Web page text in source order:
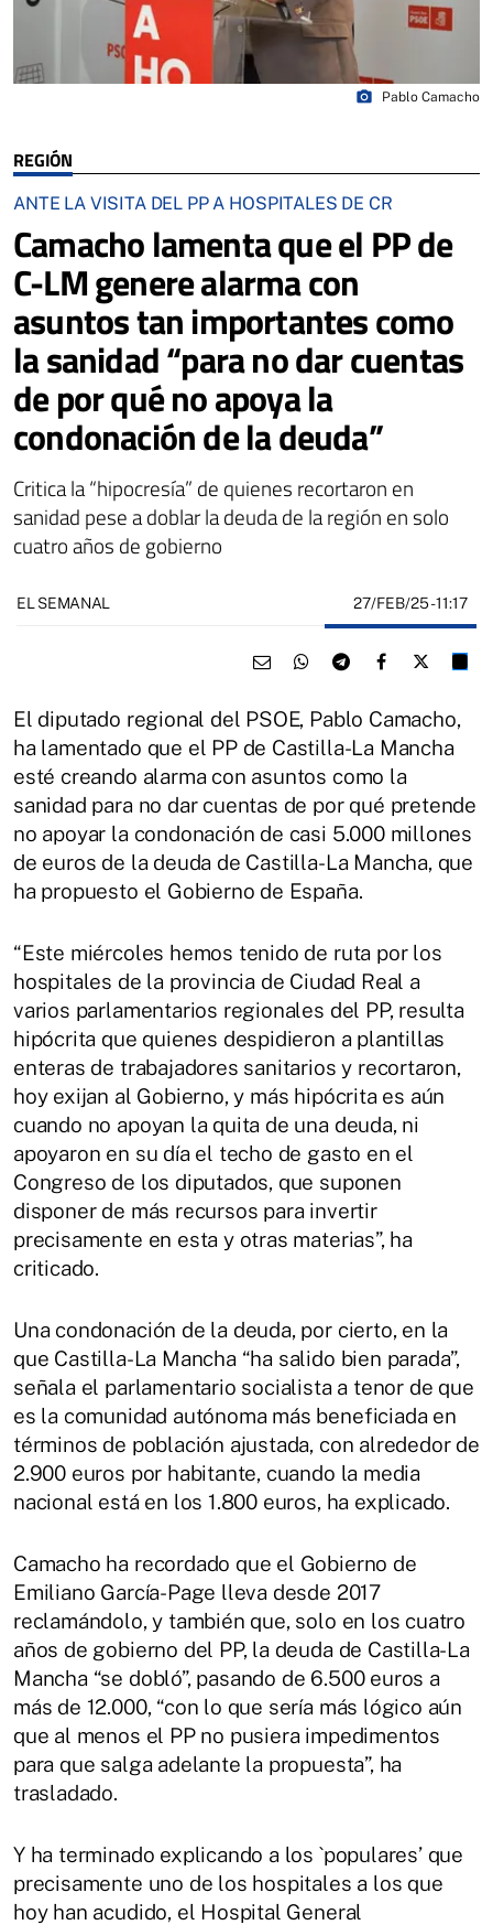
REGIÓN
ANTE LA VISITA DEL PP A HOSPITALES DE CR
Camacho lamenta que el PP de
C-LM genere alarma con
asuntos tan importantes como
la sanidad “para no dar cuentas
de por qué no apoya la
condonación de la deuda”
Critica la “hipocresía” de quienes recortaron en
sanidad pese a doblar la deuda de la región en solo
cuatro años de gobierno
photo_camera Pablo Camacho
EL SEMANAL 27/FEB/25- 11:17
El diputado regional del PSOE, Pablo Camacho,
ha lamentado que el PP de Castilla-La Mancha
esté creando alarma con asuntos como la
sanidad para no dar cuentas de por qué pretende
no apoyar la condonación de casi 5.000 millones
de euros de la deuda de Castilla-La Mancha, que
ha propuesto el Gobierno de España.
“Este miércoles hemos tenido de ruta por los
hospitales de la provincia de Ciudad Real a
varios parlamentarios regionales del PP, resulta
hipócrita que quienes despidieron a plantillas
enteras de trabajadores sanitarios y recortaron,
hoy exijan al Gobierno, y más hipócrita es aún
cuando no apoyan la quita de una deuda, ni
apoyaron en su día el techo de gasto en el
Congreso de los diputados, que suponen
disponer de más recursos para invertir
precisamente en esta y otras materias”, ha
criticado.
Una condonación de la deuda, por cierto, en la
que Castilla-La Mancha “ha salido bien parada”,
señala el parlamentario socialista a tenor de que
es la comunidad autónoma más beneficiada en
términos de población ajustada, con alrededor de
2.900 euros por habitante, cuando la media
nacional está en los 1.800 euros, ha explicado.
Camacho ha recordado que el Gobierno de
Emiliano García-Page lleva desde 2017
reclamándolo, y también que, solo en los cuatro
años de gobierno del PP, la deuda de Castilla-La
Mancha “se dobló”, pasando de 6.500 euros a
más de 12.000, “con lo que sería más lógico aún
que al menos el PP no pusiera impedimentos
para que salga adelante la propuesta”, ha
trasladado.
Y ha terminado explicando a los `populares’ que
precisamente uno de los hospitales a los que
hoy han acudido, el Hospital General